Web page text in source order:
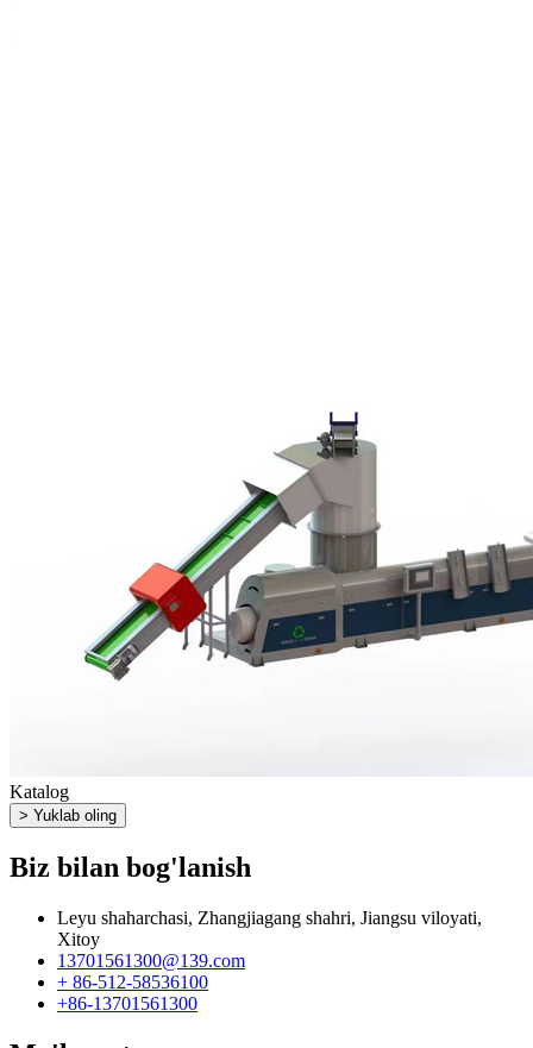
Katalog
> Yuklab oling
Biz bilan bog'lanish
Leyu shaharchasi, Zhangjiagang shahri, Jiangsu viloyati,
Xitoy
13701561300@139.com
+ 86-512-58536100
+86-13701561300